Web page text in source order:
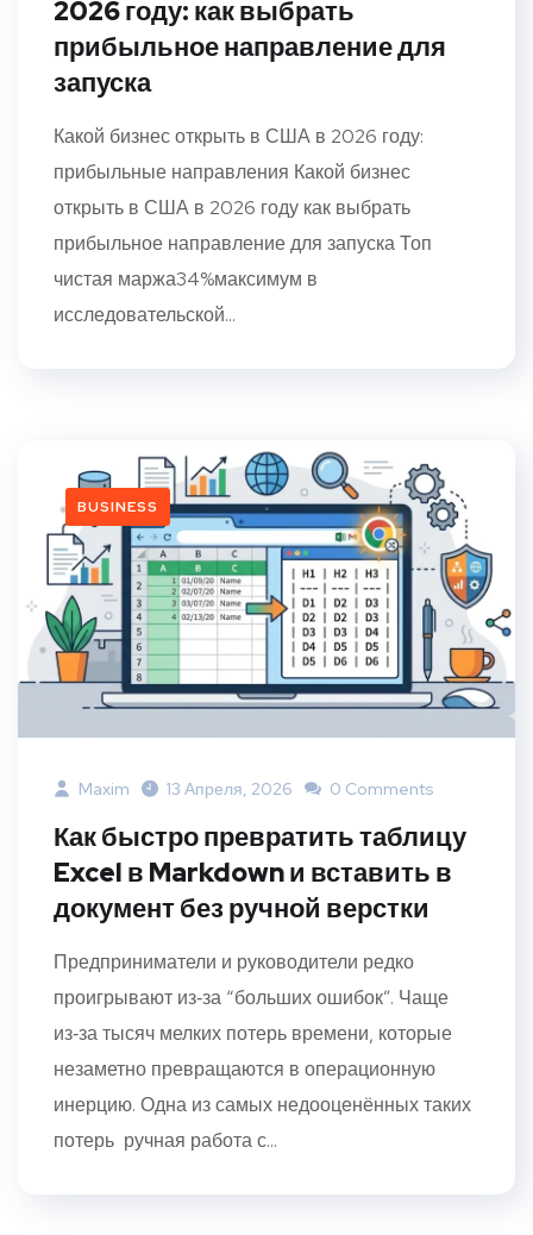
2026 году: как выбрать
прибыльное направление для
запуска
Какой бизнес открыть в США в 2026 году:
прибыльные направления Какой бизнес
открыть в США в 2026 году как выбрать
прибыльное направление для запуска Топ
чистая маржа34%максимум в
исследовательской...
BUSINESS
Maxim 13 Апреля, 2026 0 Comments
Как быстро превратить таблицу
Excel в Markdown и вставить в
документ без ручной верстки
Предприниматели и руководители редко
проигрывают из‑за “больших ошибок”. Чаще
из‑за тысяч мелких потерь времени, которые
незаметно превращаются в операционную
инерцию. Одна из самых недооценённых таких
потерь ручная работа с...